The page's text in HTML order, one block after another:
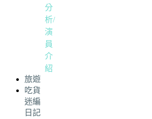
分
析/
演
員
介
紹
旅遊
吃貨
迷編
日記